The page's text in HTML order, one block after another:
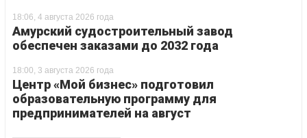
18:06, 4 августа 2026 года
Амурский судостроительный завод
обеспечен заказами до 2032 года
18:00, 3 августа 2026 года
Центр «Мой бизнес» подготовил
образовательную программу для
предпринимателей на август